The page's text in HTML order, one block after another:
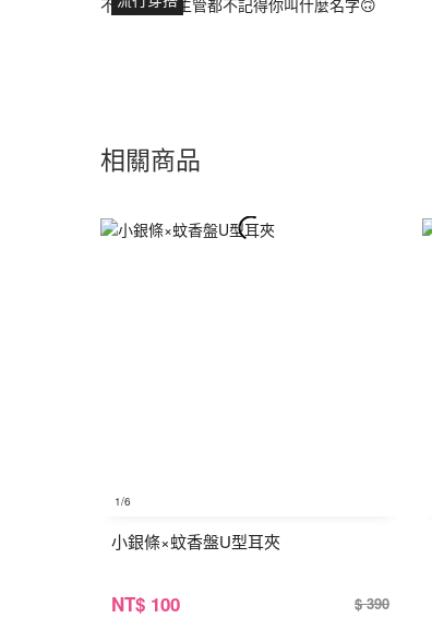
相關商品
1/6
小銀條×蚊香盤U型耳夾
NT$ 100 $ 390